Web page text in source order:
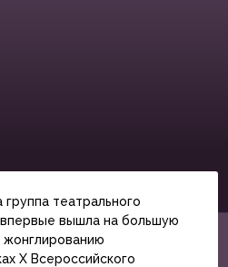
театрального
впервые вышла на большую
X Всероссийского